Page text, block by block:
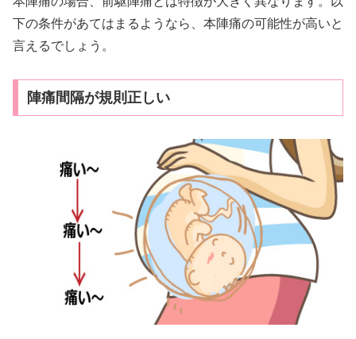
下の条件があてはまるようなら、本陣痛の可能性が高いと
言えるでしょう。
陣痛間隔が規則正しい